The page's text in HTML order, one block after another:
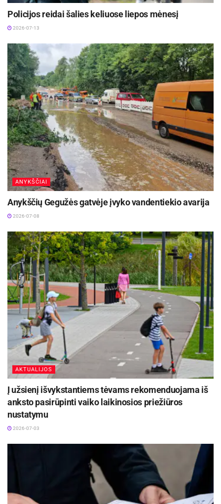
Policijos reidai šalies keliuose liepos mėnesį
2026-07-13
ANYKŠČIAI
Anykščių Gegužės gatvėje įvyko vandentiekio avarija
2026-07-08
AKTUALIJOS
Į užsienį išvykstantiems tėvams rekomenduojama iš
anksto pasirūpinti vaiko laikinosios priežiūros
nustatymu
2026-07-03